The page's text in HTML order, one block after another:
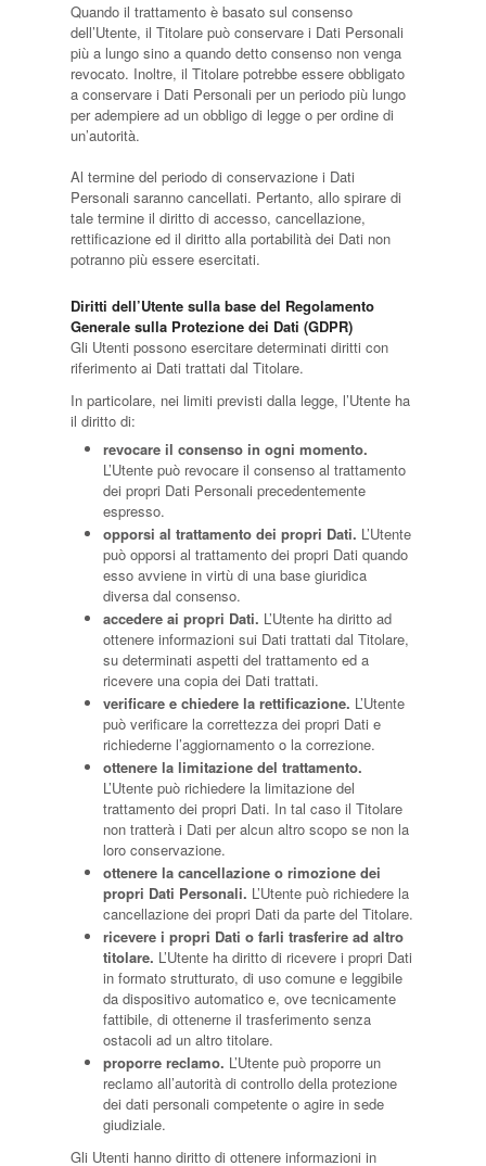
Quando il trattamento è basato sul consenso
dell’Utente, il Titolare può conservare i Dati Personali
più a lungo sino a quando detto consenso non venga
revocato. Inoltre, il Titolare potrebbe essere obbligato
a conservare i Dati Personali per un periodo più lungo
per adempiere ad un obbligo di legge o per ordine di
un’autorità.
Al termine del periodo di conservazione i Dati
Personali saranno cancellati. Pertanto, allo spirare di
tale termine il diritto di accesso, cancellazione,
rettificazione ed il diritto alla portabilità dei Dati non
potranno più essere esercitati.
Diritti dell’Utente sulla base del Regolamento
Generale sulla Protezione dei Dati (GDPR)
Gli Utenti possono esercitare determinati diritti con
riferimento ai Dati trattati dal Titolare.
In particolare, nei limiti previsti dalla legge, l’Utente ha
il diritto di:
revocare il consenso in ogni momento.
L’Utente può revocare il consenso al trattamento
dei propri Dati Personali precedentemente
espresso.
opporsi al trattamento dei propri Dati. L’Utente
può opporsi al trattamento dei propri Dati quando
esso avviene in virtù di una base giuridica
diversa dal consenso.
accedere ai propri Dati. L’Utente ha diritto ad
ottenere informazioni sui Dati trattati dal Titolare,
su determinati aspetti del trattamento ed a
ricevere una copia dei Dati trattati.
verificare e chiedere la rettificazione. L’Utente
può verificare la correttezza dei propri Dati e
richiederne l’aggiornamento o la correzione.
ottenere la limitazione del trattamento.
L’Utente può richiedere la limitazione del
trattamento dei propri Dati. In tal caso il Titolare
non tratterà i Dati per alcun altro scopo se non la
loro conservazione.
ottenere la cancellazione o rimozione dei
propri Dati Personali. L’Utente può richiedere la
cancellazione dei propri Dati da parte del Titolare.
ricevere i propri Dati o farli trasferire ad altro
titolare. L’Utente ha diritto di ricevere i propri Dati
in formato strutturato, di uso comune e leggibile
da dispositivo automatico e, ove tecnicamente
fattibile, di ottenerne il trasferimento senza
ostacoli ad un altro titolare.
proporre reclamo. L’Utente può proporre un
reclamo all’autorità di controllo della protezione
dei dati personali competente o agire in sede
giudiziale.
Gli Utenti hanno diritto di ottenere informazioni in